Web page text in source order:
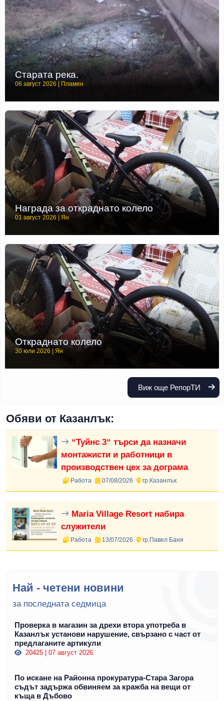
Старата река.
06 август 2026 | Пламен
Награда за откраднато колело
01 август 2026 | Ян
Откраднато колело
30 юли 2026 | Ян
Виж още РепорТИ
Обяви от Казанлък:
“Туйнс 3“ търси да назначи
монтажисти и работници в
производствен цех за дограма
Работа 07/08/2026 гр.Казанлък
Maria Village Resort набира
служители
Работа 13/07/2026 гр.Павел Баня
Най - четени новини
за последната седмица
Проверка в магазин за дрехи втора употреба в
Казанлък установи нарушение, свързано с част от
предлаганите артикули
20425 | 07 август 2026
По искане на Районна прокуратура-Стара Загора
съдът задържа обвиняем за кражба на вещи от
къща в Дъбово